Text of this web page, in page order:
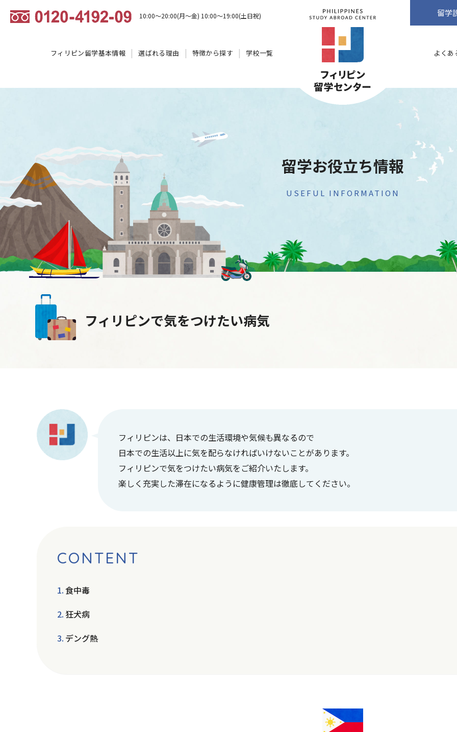
10:00～20:00(月～金) 10:00～19:00(土日祝) 留学
フィリピン留学基本情報 選ばれる理由 特徴から探す 学校一覧 よくあ
留学お役立ち情報
USEFUL INFORMATION
フィリピンで気をつけたい病気
フィリピンは、日本での生活環境や気候も異なるので
日本での生活以上に気を配らなければいけないことがあります。
フィリピンで気をつけたい病気をご紹介いたします。
楽しく充実した滞在になるように健康管理は徹底してください。
CONTENT
食中毒
狂犬病
デング熱